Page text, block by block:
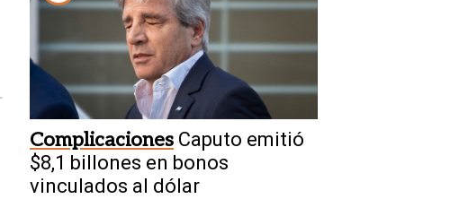
Complicaciones Caputo emitió
$8,1 billones en bonos
vinculados al dólar